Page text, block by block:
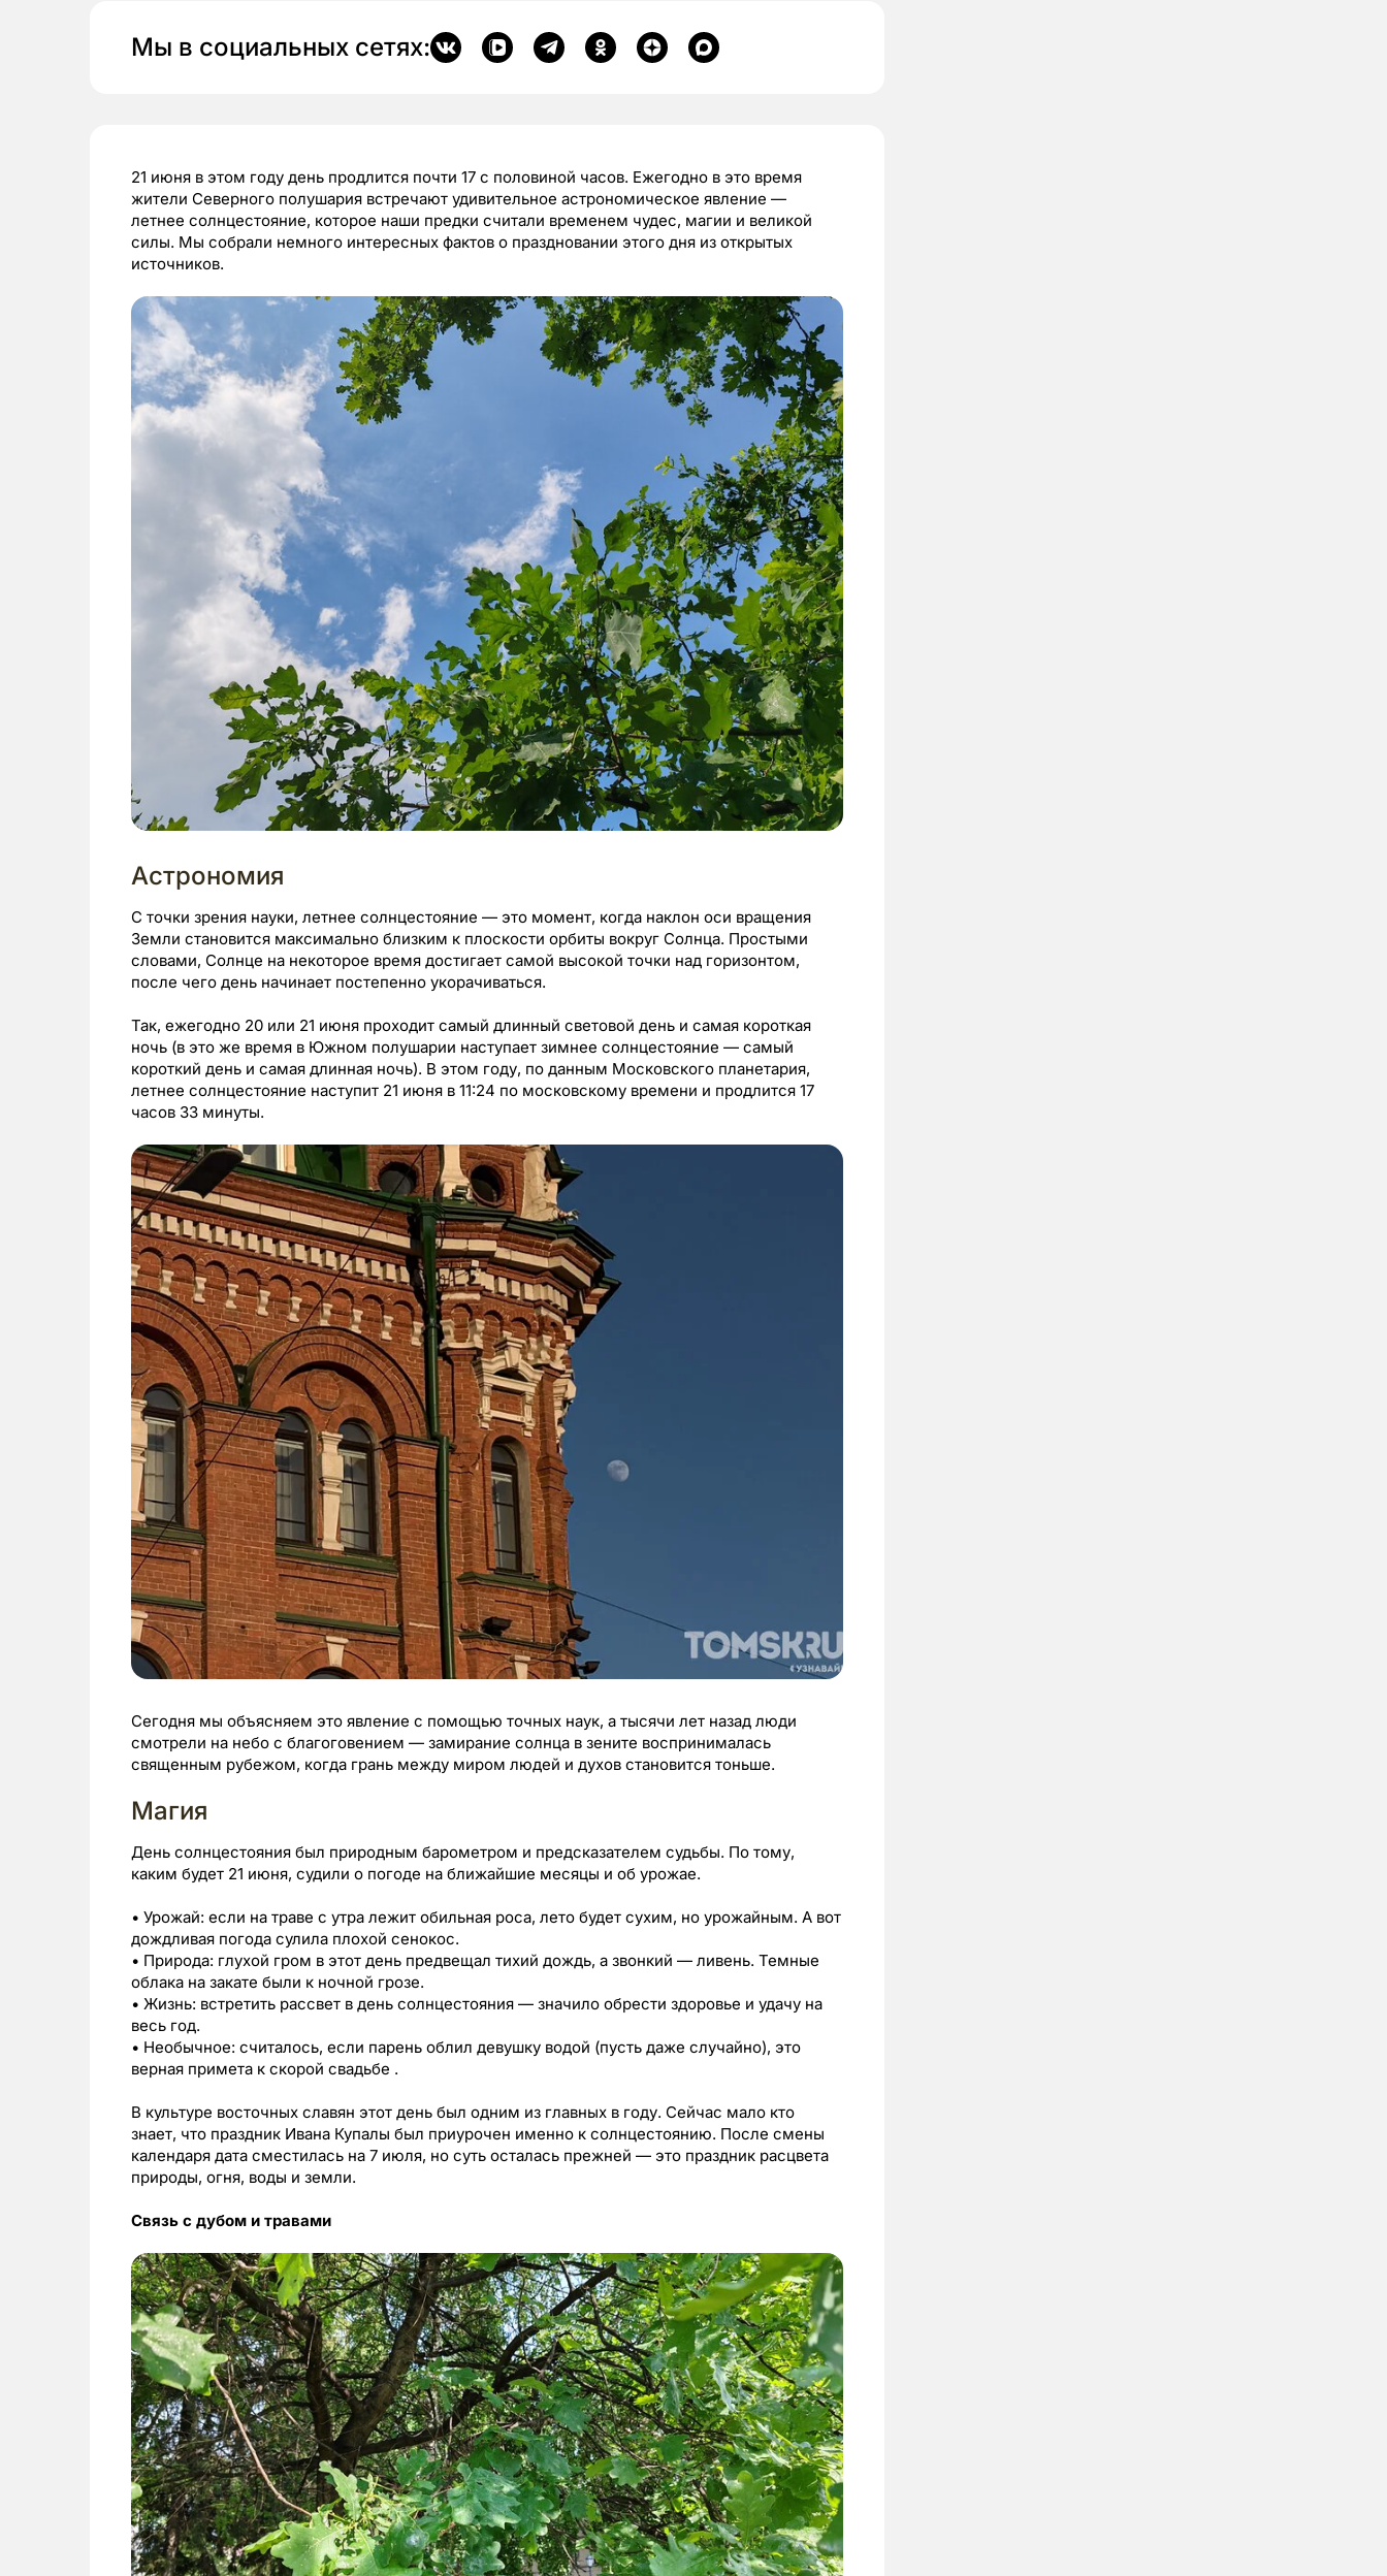
Мы в социальных сетях:
21 июня в этом году день продлится почти 17 с половиной часов. Ежегодно в это время
жители Северного полушария встречают удивительное астрономическое явление —
летнее солнцестояние, которое наши предки считали временем чудес, магии и великой
силы. Мы собрали немного интересных фактов о праздновании этого дня из открытых
источников.
Астрономия
С точки зрения науки, летнее солнцестояние — это момент, когда наклон оси вращения
Земли становится максимально близким к плоскости орбиты вокруг Солнца. Простыми
словами, Солнце на некоторое время достигает самой высокой точки над горизонтом,
после чего день начинает постепенно укорачиваться.
Так, ежегодно 20 или 21 июня проходит самый длинный световой день и самая короткая
ночь (в это же время в Южном полушарии наступает зимнее солнцестояние — самый
короткий день и самая длинная ночь). В этом году, по данным Московского планетария,
летнее солнцестояние наступит 21 июня в 11:24 по московскому времени и продлится 17
часов 33 минуты.
Сегодня мы объясняем это явление с помощью точных наук, а тысячи лет назад люди
смотрели на небо с благоговением — замирание солнца в зените воспринималась
священным рубежом, когда грань между миром людей и духов становится тоньше.
Магия
День солнцестояния был природным барометром и предсказателем судьбы. По тому,
каким будет 21 июня, судили о погоде на ближайшие месяцы и об урожае.
• Урожай: если на траве с утра лежит обильная роса, лето будет сухим, но урожайным. А вот
дождливая погода сулила плохой сенокос.
• Природа: глухой гром в этот день предвещал тихий дождь, а звонкий — ливень. Темные
облака на закате были к ночной грозе.
• Жизнь: встретить рассвет в день солнцестояния — значило обрести здоровье и удачу на
весь год.
• Необычное: считалось, если парень облил девушку водой (пусть даже случайно), это
верная примета к скорой свадьбе .
В культуре восточных славян этот день был одним из главных в году. Сейчас мало кто
знает, что праздник Ивана Купалы был приурочен именно к солнцестоянию. После смены
календаря дата сместилась на 7 июля, но суть осталась прежней — это праздник расцвета
природы, огня, воды и земли.
Связь с дубом и травами